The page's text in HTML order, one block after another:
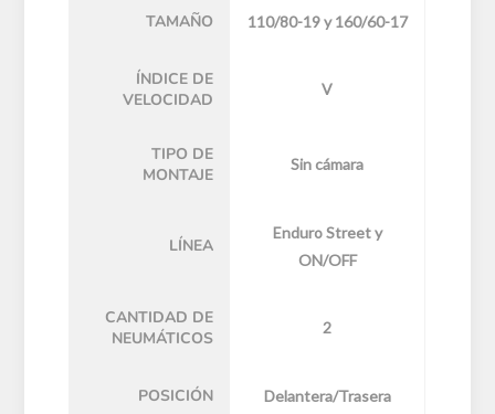
TAMAÑO 110/80-19 y 160/60-17
ÍNDICE DE
VELOCIDAD
V
TIPO DE
MONTAJE
Sin cámara
LÍNEA
Enduro Street y
ON/OFF
CANTIDAD DE
NEUMÁTICOS
2
POSICIÓN Delantera/Trasera